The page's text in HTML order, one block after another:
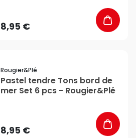
8,95 €
Rougier&plé
Pastel tendre Tons bord de
mer Set 6 pcs - Rougier&Plé
8,95 €